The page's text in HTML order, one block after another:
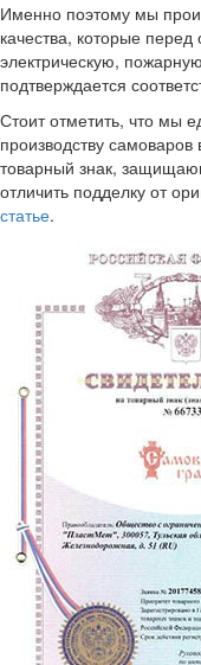
Именно поэтому мы
качества, которые
электрическую,
подтверждается
Стоит отметить, что мы
производству
товарный знак,
отличить подделку от
статье.